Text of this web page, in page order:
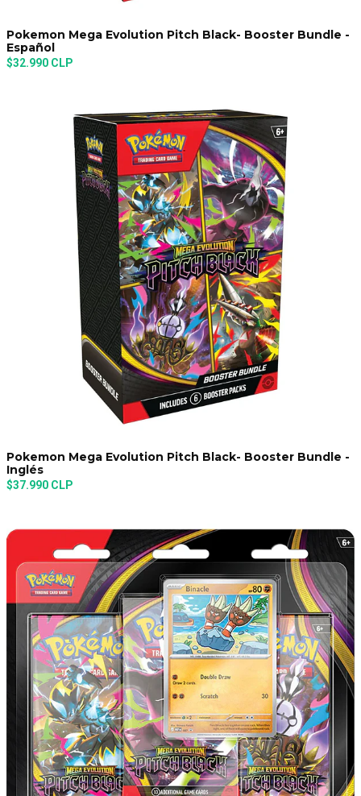
Pokemon Mega Evolution Pitch Black- Booster Bundle -
Español
$32.990 CLP
Pokemon Mega Evolution Pitch Black- Booster Bundle -
Inglés
$37.990 CLP